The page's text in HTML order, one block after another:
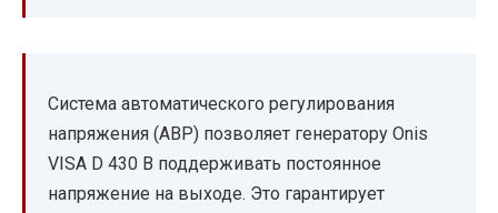
Система автоматического регулирования
напряжения (АВР) позволяет генератору Onis
VISA D 430 B поддерживать постоянное
напряжение на выходе. Это гарантирует